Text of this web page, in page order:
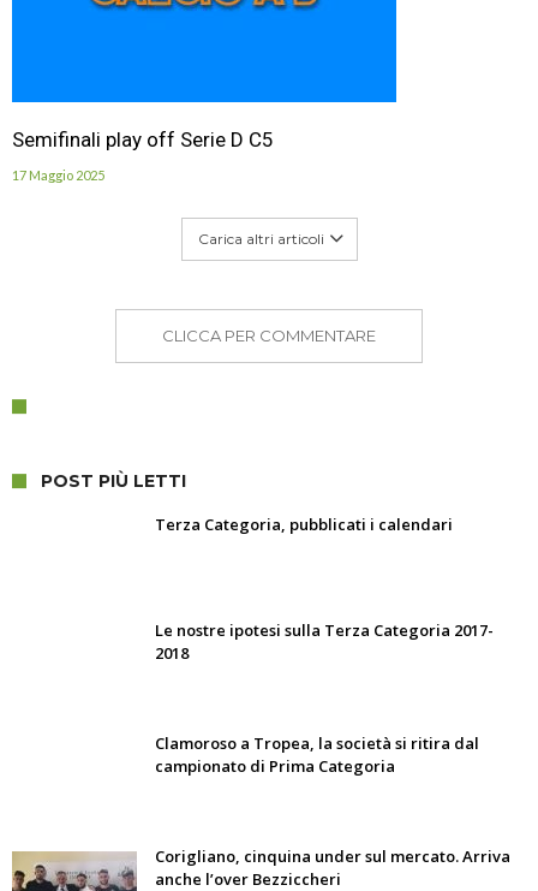
Semifinali play off Serie D C5
17 Maggio 2025
Carica altri articoli
CLICCA PER COMMENTARE
POST PIÙ LETTI
Terza Categoria, pubblicati i calendari
Le nostre ipotesi sulla Terza Categoria 2017-
2018
Clamoroso a Tropea, la società si ritira dal
campionato di Prima Categoria
Corigliano, cinquina under sul mercato. Arriva
anche l’over Bezziccheri